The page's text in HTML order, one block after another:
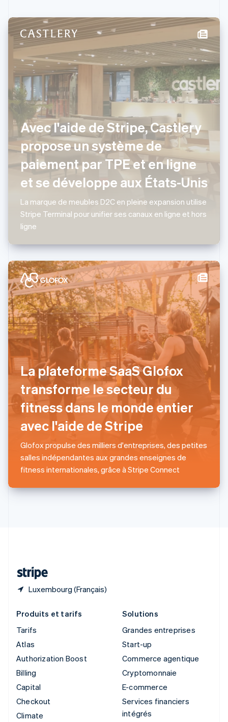
Avec l'aide de Stripe, Castlery
propose un système de
paiement par TPE et en ligne
et se développe aux États-Unis
La marque de meubles D2C en pleine expansion utilise
Stripe Terminal pour unifier ses canaux en ligne et hors
ligne
La plateforme SaaS Glofox
transforme le secteur du
fitness dans le monde entier
avec l'aide de Stripe
Glofox propulse des milliers d'entreprises, des petites
salles indépendantes aux grandes enseignes de
fitness internationales, grâce à Stripe Connect
Luxembourg (Français)
Hongrie
English
Inde
English
Irlande
English
Italie
Italiano English
Japon
日本語 English
Lettonie
English
Liechtenstein
Deutsch English
Lituanie
English
Luxembourg
Malaisie
English简体中文
Malte
Mexique
Norvège
English
Nouvelle-Zélande
English
Pays-Bas
Nederlands English
Pologne
English
Portugal
Português English
R.A.S. de Hong Kong, Chine
English简体中文
République tchèque
English
Roumanie
English
Royaume-Uni
English
Singapour
English 简体中文
Slovaquie
Slovénie
Produits et tarifs
Tarifs
Atlas
Authorization Boost
Billing
Capital
Checkout
Climate
Solutions
Grandes entreprises
Start-up
Commerce agentique
Cryptomonnaie
E-commerce
Services financiers
intégrés